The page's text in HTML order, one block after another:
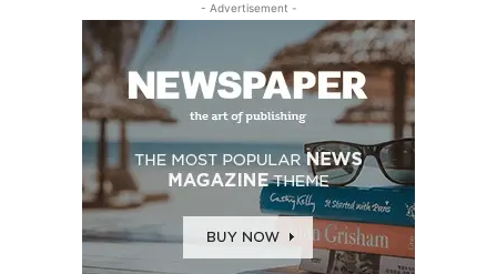
- Advertisement -